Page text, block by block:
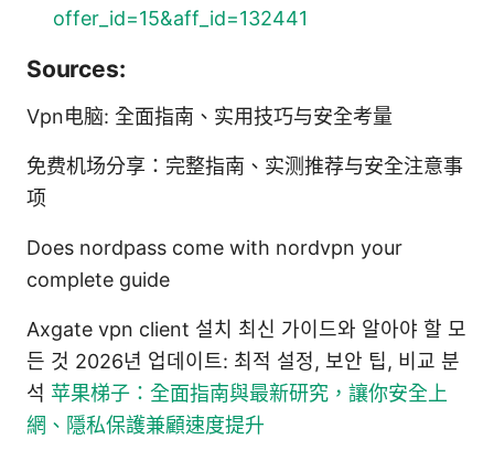
offer_id=15&aff_id=132441
Sources:
Vpn电脑: 全面指南、实用技巧与安全考量
免费机场分享：完整指南、实测推荐与安全注意事
项
Does nordpass come with nordvpn your
complete guide
Axgate vpn client 설치 최신 가이드와 알아야 할 모
든 것 2026년 업데이트: 최적 설정, 보안 팁, 비교 분
석 苹果梯子：全面指南與最新研究，讓你安全上
網、隱私保護兼顧速度提升